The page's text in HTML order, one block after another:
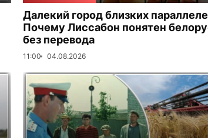
Далекий город близких
Почему Лиссабон понятен
без перевода
11:00 04.08.2026